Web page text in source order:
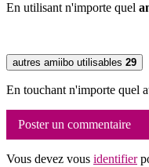
En utilisant n'importe quel
autres amiibo utilisables 29
En touchant n'importe quel
Poster un commentaire
Vous devez vous identifier